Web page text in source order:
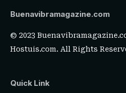
Buenavibramagazine.com
© 2023
Hostuis.com. All Rights
Quick Link